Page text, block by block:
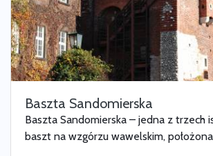
Baszta Sandomierska
Baszta Sandomierska – jedna z trzech
baszt na wzgórzu wawelskim,